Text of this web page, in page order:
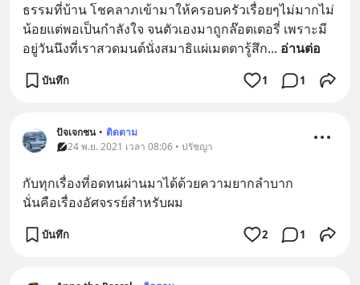
ธรรมที่บ้าน โชคลาภเข้ามาให้ครอบครัวเรื่อยๆไม่มากไม่
น้อยแต่พอเป็นกำลังใจ จนตัวเองมาถูกล๊อตเตอรี่ เพราะมี
อยู่วันนึงที่เราสวดมนต์นั่งสมาธิแผ่เมตตารู้สึก... อ่านต่อ
บันทึก 1 1
ปัจเจกชน • ติดตาม
24 พ.ย. 2021 เวลา 08:06 • ปรัชญา
กับทุกเรื่องที่อดทนผ่านมาได้ด้วยความยากลำบาก
นั่นคือเรื่องอัศจรรย์สำหรับผม
บันทึก 2 1